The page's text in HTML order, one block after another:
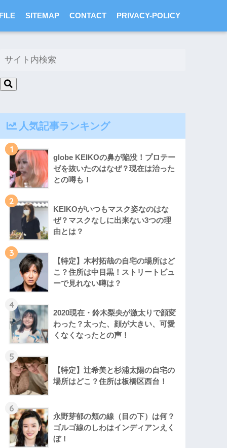
SITEMAP CONTACT PRIVACY-POLICY
人気記事ランキング
1
globe KEIKOの鼻が陥没！プロテー
ゼを抜いたのはなぜ？現在は治った
との噂も！
2
KEIKOがいつもマスク姿なのはな
ぜ？マスクなしに出来ない3つの理
由とは？
3
【特定】木村拓哉の自宅の場所はど
こ？住所は中目黒！ストリートビュ
ーで見れない噂は？
4
2020現在・鈴木梨央が激太りで顔変
わった？太った、顔が大きい、可愛
くなくなったとの声！
5
【特定】辻希美と杉浦太陽の自宅の
場所はどこ？住所は板橋区西台！
6
永野芽郁の頬の線（目の下）は何？
ゴルゴ線のしわはインディアンえく
ぼ！